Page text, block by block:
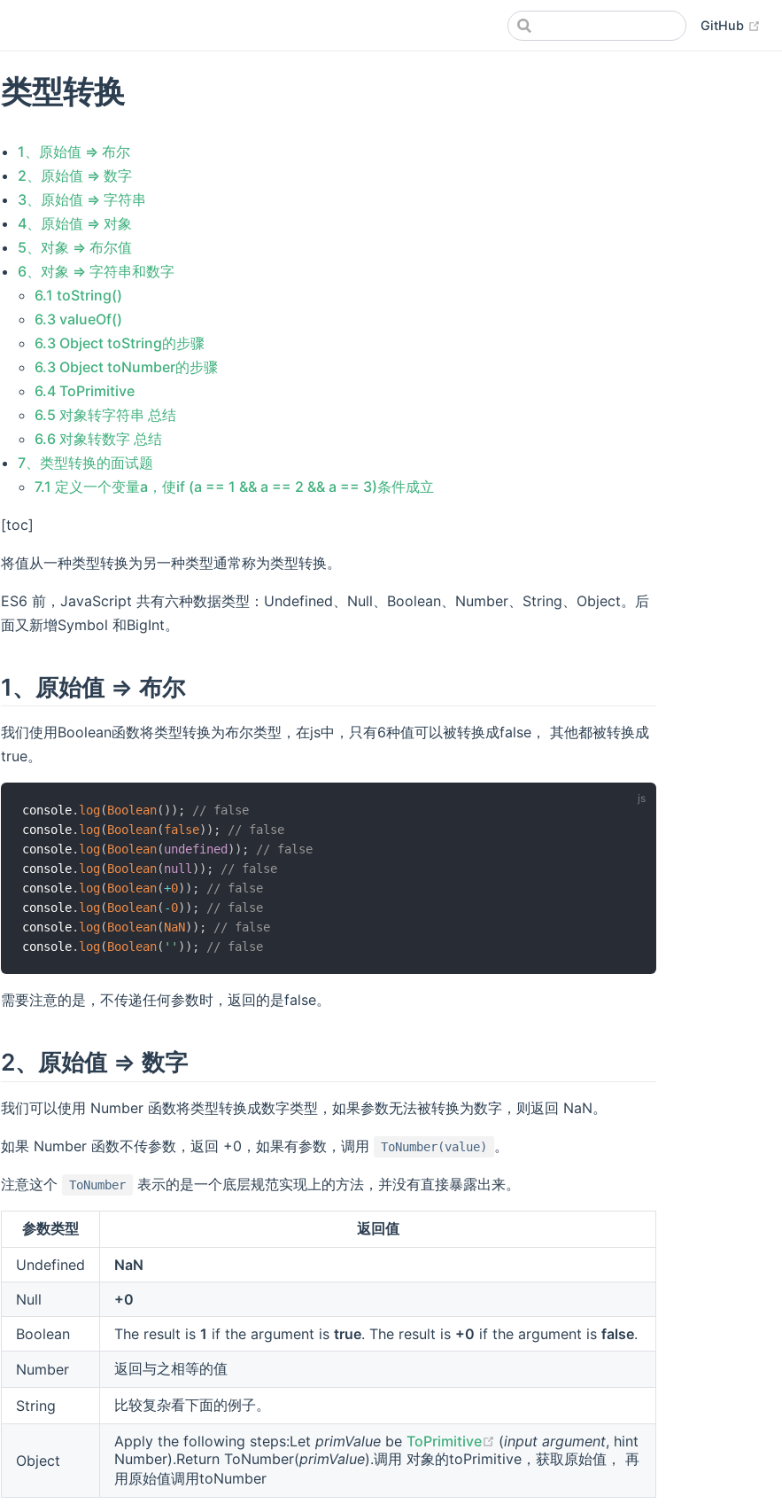
GitHub
类型转换
1、原始值 => 布尔
2、原始值 => 数字
3、原始值 => 字符串
4、原始值 => 对象
5、对象 => 布尔值
6、对象 => 字符串和数字
6.1 toString()
6.3 valueOf()
6.3 Object toString的步骤
6.3 Object toNumber的步骤
6.4 ToPrimitive
6.5 对象转字符串 总结
6.6 对象转数字 总结
7、类型转换的面试题
7.1 定义一个变量a，使if (a == 1 && a == 2 && a == 3)条件成立
[toc]
将值从一种类型转换为另一种类型通常称为类型转换。
ES6 前，JavaScript 共有六种数据类型：Undefined、Null、Boolean、Number、String、Object。后
面又新增Symbol 和BigInt。
1、原始值 => 布尔
我们使用Boolean函数将类型转换为布尔类型，在js中，只有6种值可以被转换成false， 其他都被转换成
true。
console. log(Boolean( ) ) ;
// false
console. log(Boolean(false) ) ;
// false
console. log(Boolean(undefined ) ) ;
// false
console. log(Boolean(null) ) ;
// false
console. log(Boolean(+0) ) ;
// false
console. log(Boolean( -0) ) ;
// false
console. log(Boolean(NaN) ) ;
// false
console. log(Boolean( '' ) ) ; // false
需要注意的是，不传递任何参数时，返回的是false。
2、原始值 => 数字
我们可以使用 Number 函数将类型转换成数字类型，如果参数无法被转换为数字，则返回 NaN。
如果 Number 函数不传参数，返回 +0，如果有参数，调用 ToNumber(value) 。
注意这个 ToNumber 表示的是一个底层规范实现上的方法，并没有直接暴露出来。
参数类型 返回值
Undefined
NaN
Null
+0
Boolean
The result is 1 if the argument is true. The result is +0 if the argument is false.
Number
返回与之相等的值
String 比较复杂看下面的例子。
Object
Apply the following steps:Let primValue be ToPrimitive (opens new window)
(input argument, hint
Number).Return ToNumber(primValue).调用 对象的toPrimitive，获取原始值， 再
用原始值调用toNumber